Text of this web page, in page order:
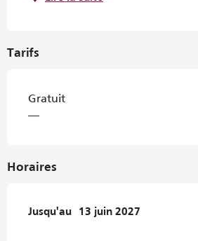
Tarifs
Gratuit
—
Horaires
Du7 juillet 2026au13 juin 2027
Jusqu'au 13 juin 2027